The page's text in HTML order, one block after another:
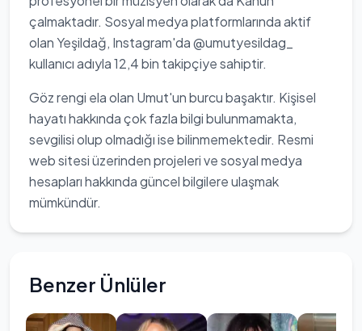
çalmaktadır. Sosyal medya platformlarında aktif
olan Yeşildağ, Instagram'da @umutyesildag_
kullanıcı adıyla 12,4 bin takipçiye sahiptir.
Göz rengi ela olan Umut'un burcu başaktır. Kişisel
hayatı hakkında çok fazla bilgi bulunmamakta,
sevgilisi olup olmadığı ise bilinmemektedir. Resmi
web sitesi üzerinden projeleri ve sosyal medya
hesapları hakkında güncel bilgilere ulaşmak
mümkündür.
Benzer Ünlüler